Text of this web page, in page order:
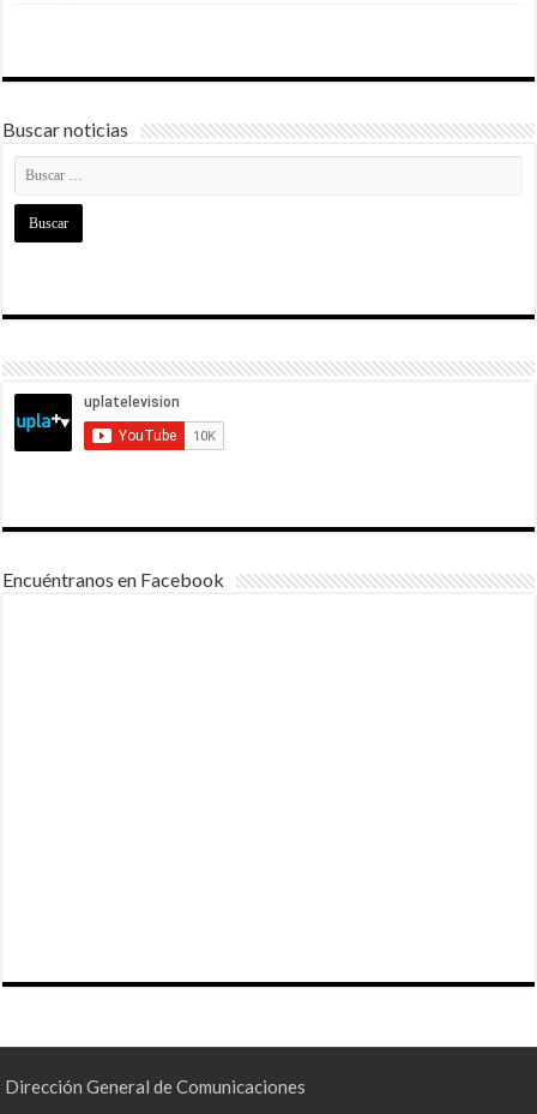
Buscar noticias
Encuéntranos en Facebook
Dirección General de Comunicaciones